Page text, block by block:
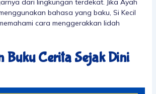
dari lingkungan terdekat. Jika Ayah
bahasa yang baku, Si Kecil
cara menggerakkan lidah
Buku Cerita Sejak Dini